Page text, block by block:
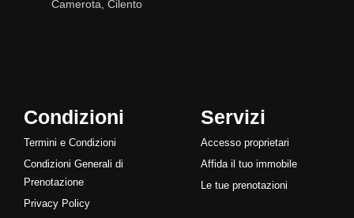
Camerota, Cilento
Condizioni
Termini e Condizioni
Condizioni Generali di
Prenotazione
Privacy Policy
Servizi
Accesso proprietari
Affida il tuo immobile
Le tue prenotazioni